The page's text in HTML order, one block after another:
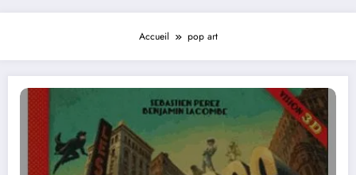
Accueil pop art